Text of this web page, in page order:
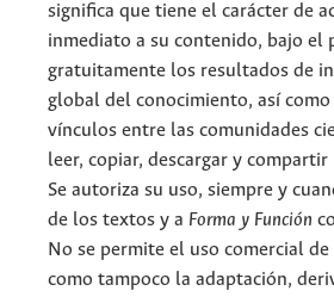
significa que tiene el carácter de
inmediato a su contenido, bajo el
gratuitamente los resultados de
global del conocimiento, así
vínculos entre las comunidades
leer, copiar, descargar y
Se autoriza su uso, siempre y
de los textos y a Forma y Función
No se permite el uso comercial
como tampoco la adaptación,